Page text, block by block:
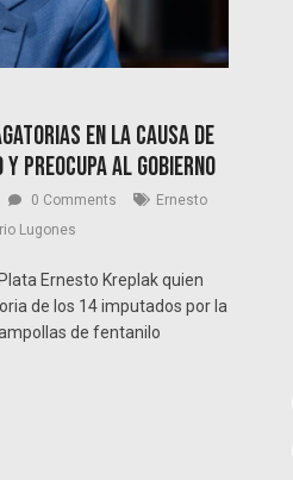
en la causa de
preocupa al Gobierno
0 Comments
Ernesto
Lugones
Ernesto Kreplak quien
de los 14 imputados por la
de fentanilo